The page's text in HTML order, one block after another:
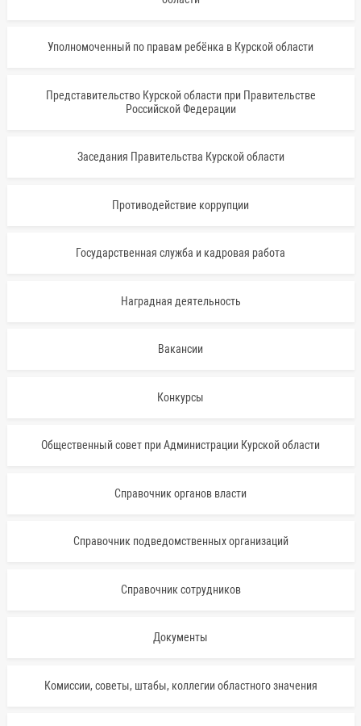
Уполномоченный по правам ребёнка в Курской области
Представительство Курской области при Правительстве
Российской Федерации
Заседания Правительства Курской области
Противодействие коррупции
Государственная служба и кадровая работа
Наградная деятельность
Вакансии
Конкурсы
Общественный совет при Администрации Курской области
Справочник органов власти
Справочник подведомственных организаций
Справочник сотрудников
Документы
Комиссии, советы, штабы, коллегии областного значения